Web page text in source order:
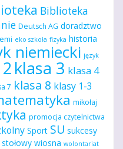
Biblioteka
Deutsch AG doradztwo
eko szkoła fizyka historia
niemiecki język
klasa 3 klasa 4
7 klasa 8 klasy 1-3
mikołaj
promocja czytelnictwa
Sport SU sukcesy
wiosna wolontariat